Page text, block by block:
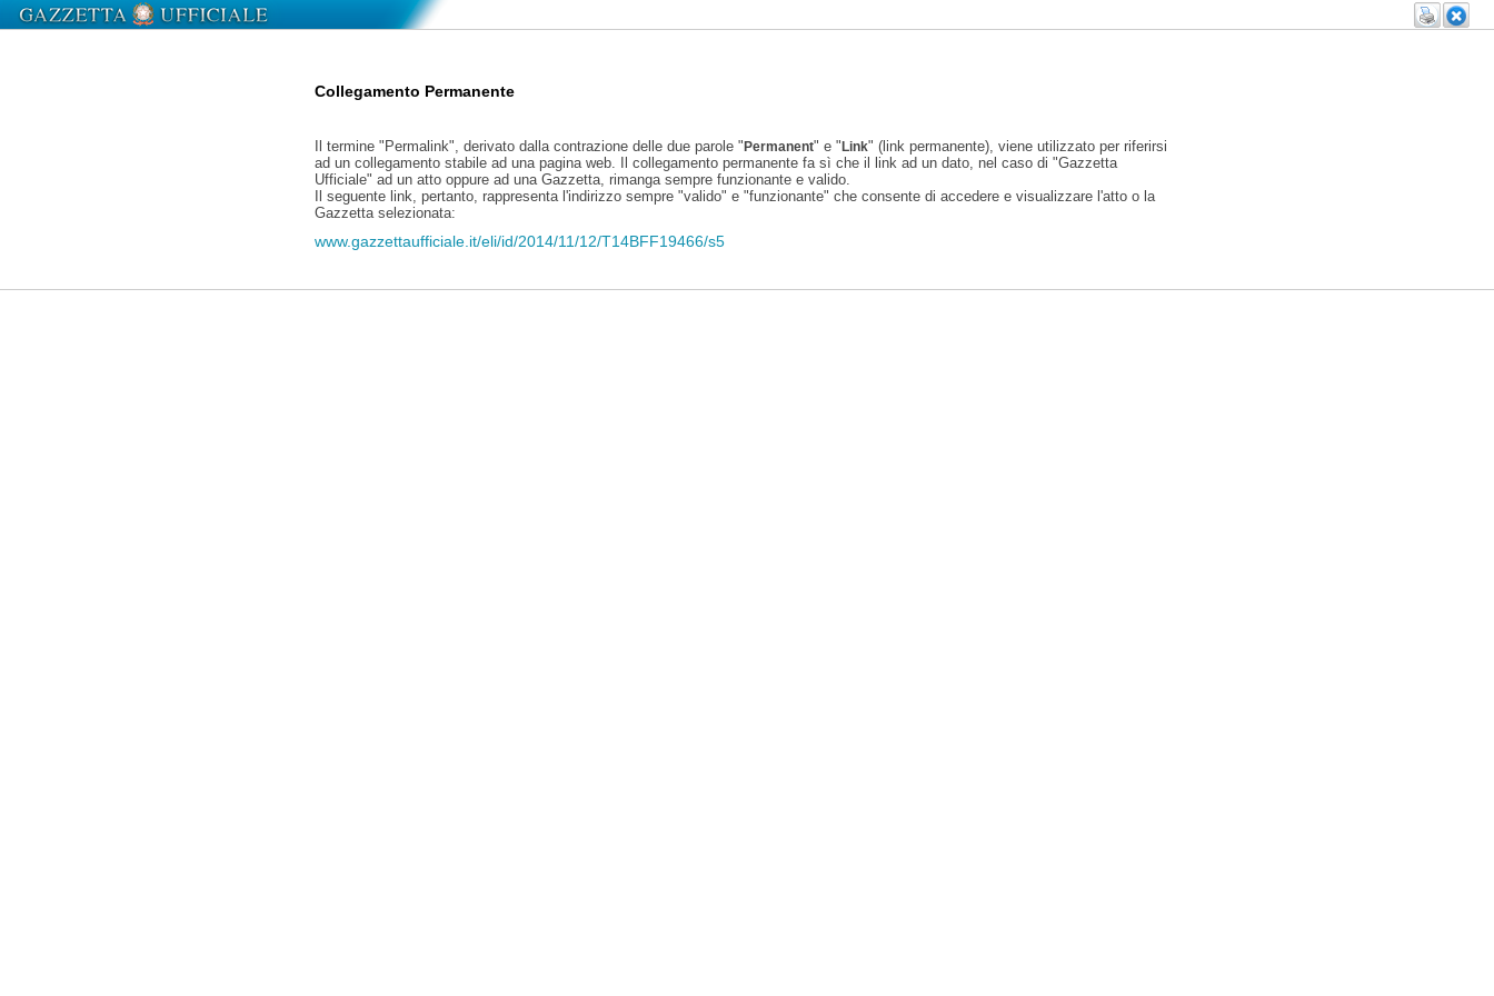
Collegamento Permanente
Il termine "Permalink", derivato dalla contrazione delle due parole "Permanent" e "Link" (link permanente), viene utilizzato per riferirsi
ad un collegamento stabile ad una pagina web. Il collegamento permanente fa sì che il link ad un dato, nel caso di "Gazzetta
Ufficiale" ad un atto oppure ad una Gazzetta, rimanga sempre funzionante e valido.
Il seguente link, pertanto, rappresenta l'indirizzo sempre "valido" e "funzionante" che consente di accedere e visualizzare l'atto o la
Gazzetta selezionata:
www.gazzettaufficiale.it/eli/id/2014/11/12/T14BFF19466/s5